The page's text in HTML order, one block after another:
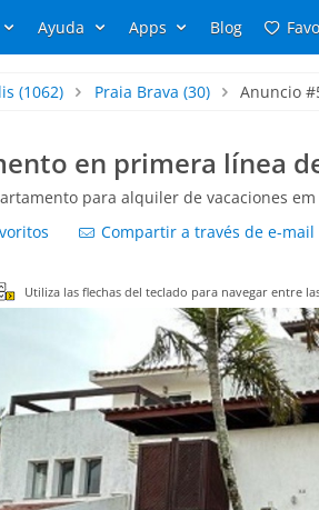
Ayuda Apps Blog
(1062) Praia Brava (30) Anuncio
en primera línea
para alquiler de vacaciones em
Compartir a través de e-mail
Utiliza las flechas del teclado para navegar entre